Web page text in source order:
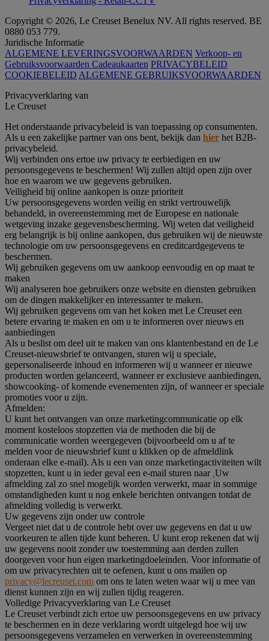
Copyright © 2026, Le Creuset Benelux NV. All rights reserved. BE
0880 053 779.
Juridische Informatie
ALGEMENE LEVERINGSVOORWAARDEN Verkoop- en
Gebruiksvoorwaarden Cadeaukaarten PRIVACYBELEID
COOKIEBELEID ALGEMENE GEBRUIKSVOORWAARDEN
Privacyverklaring van
Le Creuset
Het onderstaande privacybeleid is van toepassing op consumenten.
Als u een zakelijke partner van ons bent, bekijk dan hier het B2B-
privacybeleid.
Wij verbinden ons ertoe uw privacy te eerbiedigen en uw
persoonsgegevens te beschermen! Wij zullen altijd open zijn over
hoe en waarom we uw gegevens gebruiken.
Veiligheid bij online aankopen is onze prioriteit
Uw persoonsgegevens worden veilig en strikt vertrouwelijk
behandeld, in overeenstemming met de Europese en nationale
wetgeving inzake gegevensbescherming. Wij weten dat veiligheid
erg belangrijk is bij online aankopen, dus gebruiken wij de nieuwste
technologie om uw persoonsgegevens en creditcardgegevens te
beschermen.
Wij gebruiken gegevens om uw aankoop eenvoudig en op maat te
maken
Wij analyseren hoe gebruikers onze website en diensten gebruiken
om de dingen makkelijker en interessanter te maken.
Wij gebruiken gegevens om van het koken met Le Creuset een
betere ervaring te maken en om u te informeren over nieuws en
aanbiedingen
Als u beslist om deel uit te maken van ons klantenbestand en de Le
Creuset-nieuwsbrief te ontvangen, sturen wij u speciale,
gepersonaliseerde inhoud en informeren wij u wanneer er nieuwe
producten worden gelanceerd, wanneer er exclusieve aanbiedingen,
showcooking- of komende evenementen zijn, of wanneer er speciale
promoties voor u zijn.
Afmelden:
U kunt het ontvangen van onze marketingcommunicatie op elk
moment kosteloos stopzetten via de methoden die bij de
communicatie worden weergegeven (bijvoorbeeld om u af te
melden voor de nieuwsbrief kunt u klikken op de afmeldlink
onderaan elke e-mail). Als u een van onze marketingactiviteiten wilt
stopzetten, kunt u in ieder geval een e-mail sturen naar .Uw
afmelding zal zo snel mogelijk worden verwerkt, maar in sommige
omstandigheden kunt u nog enkele berichten ontvangen totdat de
afmelding volledig is verwerkt.
Uw gegevens zijn onder uw controle
Vergeet niet dat u de controle hebt over uw gegevens en dat u uw
voorkeuren te allen tijde kunt beheren. U kunt erop rekenen dat wij
uw gegevens nooit zonder uw toestemming aan derden zullen
doorgeven voor hun eigen marketingdoeleinden. Voor informatie of
om uw privacyrechten uit te oefenen, kunt u ons mailen op
privacy@lecreuset.com om ons te laten weten waar wij u mee van
dienst kunnen zijn en wij zullen tijdig reageren.
Volledige Privacyverklaring van Le Creuset
Le Creuset verbindt zich ertoe uw persoonsgegevens en uw privacy
te beschermen en in deze verklaring wordt uitgelegd hoe wij uw
persoonsgegevens verzamelen en verwerken in overeenstemming